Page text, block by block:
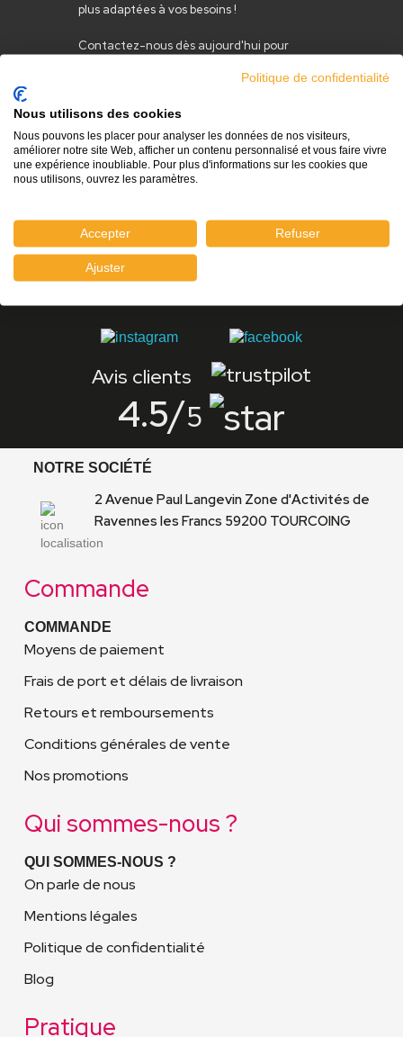
plus adaptées à vos besoins !
Contactez-nous dès aujourd'hui pour
comment nous pouvons faciliter la gestion de
Centre
d’aide
CONTACT
Infoline
01 83 62
59 68
13h-18h
Suivez-nous#123bracelets
Avis clients
4.5/5
NOTRE SOCIÉTÉ
2 Avenue Paul Langevin Zone d'Activités de
Ravennes les Francs 59200 TOURCOING
Commande
COMMANDE
Conditions générales de vente
Moyens de paiement
Frais de port et délais de livraison
Retours et remboursements
Nos promotions
Qui sommes-nous ?
QUI SOMMES-NOUS ?
Mentions légales
Politique de confidentialité
On parle de nous
Blog
Pratique
Politique de confidentialité
Nous utilisons des cookies
Nous pouvons les placer pour analyser les données de nos visiteurs,
améliorer notre site Web, afficher un contenu personnalisé et vous faire vivre
une expérience inoubliable. Pour plus d'informations sur les cookies que
nous utilisons, ouvrez les paramètres.
Accepter Refuser
Ajuster